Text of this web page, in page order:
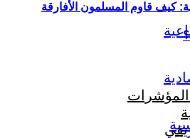
كيف قاوم المسلمون الأفارقة
المؤشرات